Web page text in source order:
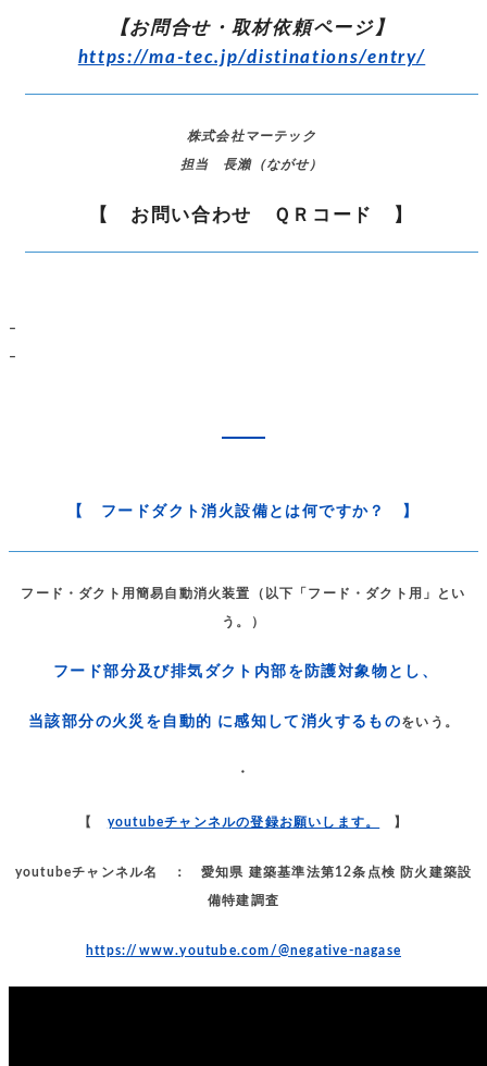
【お問合せ・取材依頼ページ】
https://ma-tec.jp/distinations/entry/
株式会社マーテック
担当 長瀨（ながせ）
【 お問い合わせ ＱＲコード 】
–
–
【 フードダクト消火設備とは何ですか？ 】
フード・ダクト用簡易自動消火装置（以下「フード・ダクト用」とい
う。）
フード部分及び排気ダクト内部を防護対象物とし、
当該部分の火災を自動的 に感知して消火するものをいう。
・
【 youtubeチャンネルの登録お願いします。 】
youtubeチャンネル名 ： 愛知県 建築基準法第12条点検 防火建築設
備特建調査
https://www.youtube.com/@negative-nagase